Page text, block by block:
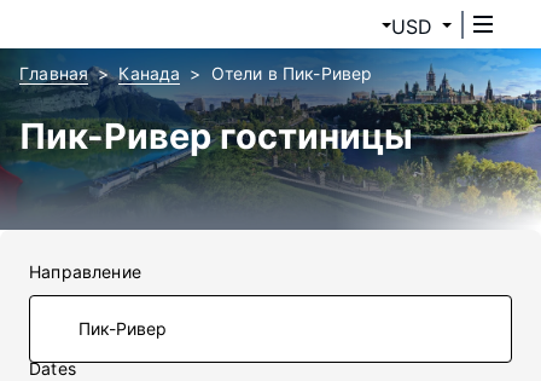
USD
Главная Канада Отели в Пик-Ривер
Пик-Ривер гостиницы
Направление
Dates